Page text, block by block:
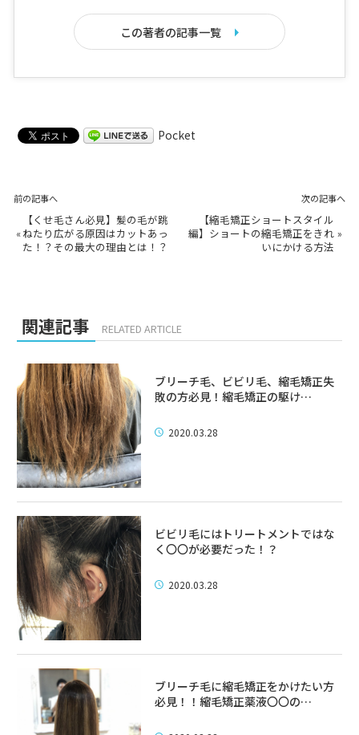
この著者の記事一覧
Pocket
前の記事へ
«
【くせ毛さん必見】髪の毛が跳
ねたり広がる原因はカットあっ
た！？その最大の理由とは！？
次の記事へ
【縮毛矯正ショートスタイル
編】ショートの縮毛矯正をきれ
いにかける方法
»
関連記事 RELATED ARTICLE
ブリーチ毛、ビビリ毛、縮毛矯正失
敗の方必見！縮毛矯正の駆け…
2020.03.28
ビビリ毛にはトリートメントではな
く〇〇が必要だった！？
2020.03.28
ブリーチ毛に縮毛矯正をかけたい方
必見！！縮毛矯正薬液〇〇の…